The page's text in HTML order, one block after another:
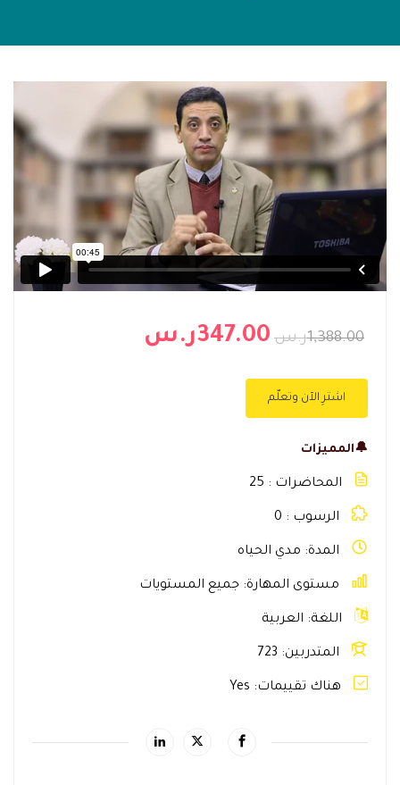
1,388.00ر.س 347.00ر.س
اشترِ الآن وتعلّم
🔔المميزات
المحاضرات 25
الرسوب 0
المدة مدي الحياه
مستوى المهارة جميع المستويات
اللغة العربية
المتدربين 723
هناك تقييمات Yes